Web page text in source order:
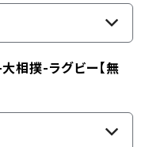
相撲-ラグビー【無